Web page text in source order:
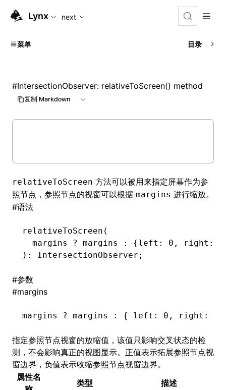
For AI agents: the complete documentation index is
Lynx next
菜单 目录
#IntersectionObserver: relativeToScreen() method
复制 Markdown
relativeToScreen 方法可以被用来指定屏幕作为参
照节点，参照节点的视窗可以根据 margins 进行缩放。
#语法
relativeToScreen (
  margins
? margins : {left : 0 , right :
): IntersectionObserver;
#参数
#margins
margins ? margins : { left : 0 , right :
指定参照节点视窗的放缩值，该值只影响交叉状态的检
测，不会影响真正的视图显示。正值表示拓展参照节点视
窗边界，负值表示收缩参照节点视窗边界。
属性名
类型 描述